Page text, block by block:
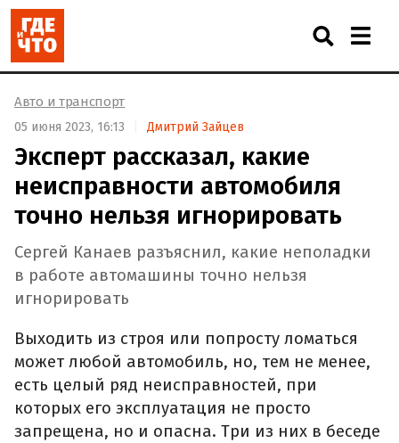
Авто и транспорт
05 июня 2023, 16:13 Дмитрий Зайцев
Эксперт рассказал, какие
неисправности автомобиля
точно нельзя игнорировать
Сергей Канаев разъяснил, какие неполадки
в работе автомашины точно нельзя
игнорировать
Выходить из строя или попросту ломаться
может любой автомобиль, но, тем не менее,
есть целый ряд неисправностей, при
которых его эксплуатация не просто
запрещена, но и опасна. Три из них в беседе